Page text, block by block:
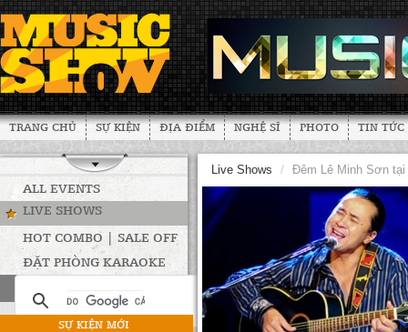
TRANG CHỦ SỰ KIỆN ĐỊA ĐIỂM NGHỆ SĨ PHOTO TIN TỨC
ALL EVENTS
LIVE SHOWS
HOT COMBO | SALE OFF
ĐẶT PHÒNG KARAOKE
SỰ KIỆN MỚI
Live Shows / Đêm Lê Minh Sơn